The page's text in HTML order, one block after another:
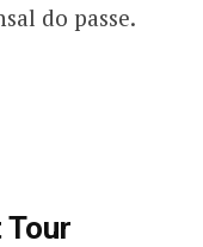
do passe.